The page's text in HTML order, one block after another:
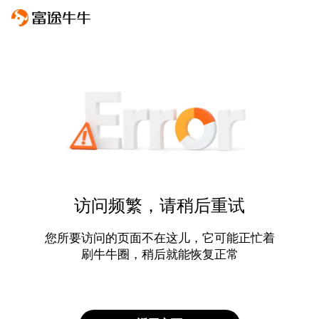
访问频繁，请稍后重试
您所要访问的页面不在这儿，它可能正忙着
刷牛牛圈，稍后就能恢复正常